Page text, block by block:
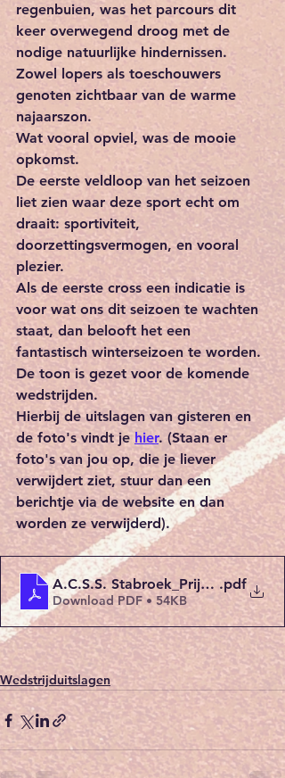
regenbuien, was het parcours dit
keer overwegend droog met de
nodige natuurlijke hindernissen.
Zowel lopers als toeschouwers
genoten zichtbaar van de warme
najaarszon.
Wat vooral opviel, was de mooie
opkomst.
De eerste veldloop van het seizoen
liet zien waar deze sport echt om
draait: sportiviteit,
doorzettingsvermogen, en vooral
plezier.
Als de eerste cross een indicatie is
voor wat ons dit seizoen te wachten
staat, dan belooft het een
fantastisch winterseizoen te worden.
De toon is gezet voor de komende
wedstrijden.
Hierbij de uitslagen van gisteren en
de foto's vindt je hier. (Staan er
foto's van jou op, die je liever
verwijdert ziet, stuur dan een
berichtje via de website en dan
worden ze verwijderd).
A.C.S.S. Stabroek_Prijzencross
.pdf
Download PDF • 54KB
Wedstrijduitslagen